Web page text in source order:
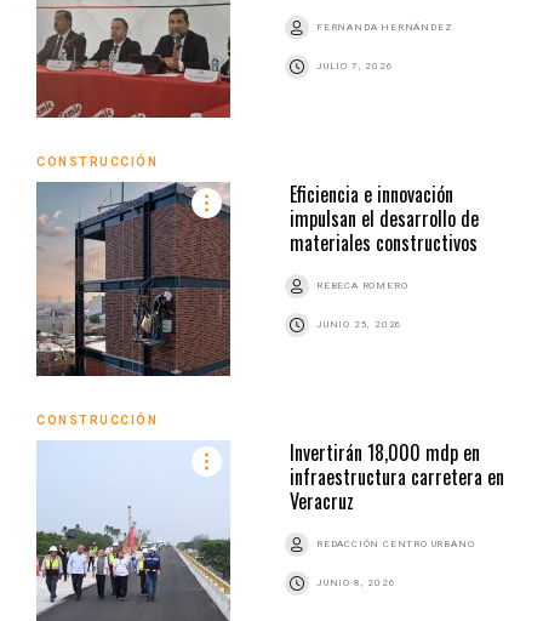
FERNANDA HERNÁNDEZ
JULIO 7, 2026
CONSTRUCCIÓN
Eficiencia e innovación
impulsan el desarrollo de
materiales constructivos
REBECA ROMERO
JUNIO 25, 2026
CONSTRUCCIÓN
Invertirán 18,000 mdp en
infraestructura carretera en
Veracruz
REDACCIÓN CENTRO URBANO
JUNIO 8, 2026